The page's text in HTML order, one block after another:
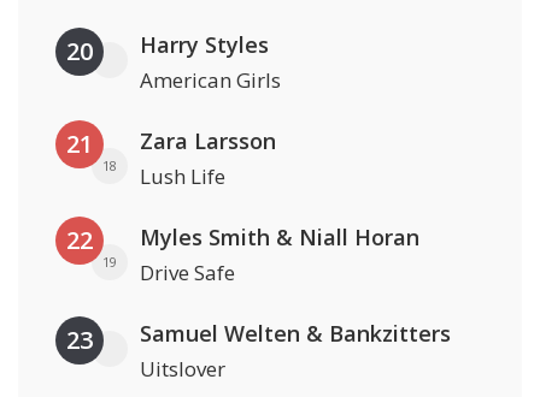
20 Harry Styles
American Girls
21
18
Zara Larsson
Lush Life
22
19
Myles Smith & Niall Horan
Drive Safe
23 Samuel Welten & Bankzitters
Uitslover